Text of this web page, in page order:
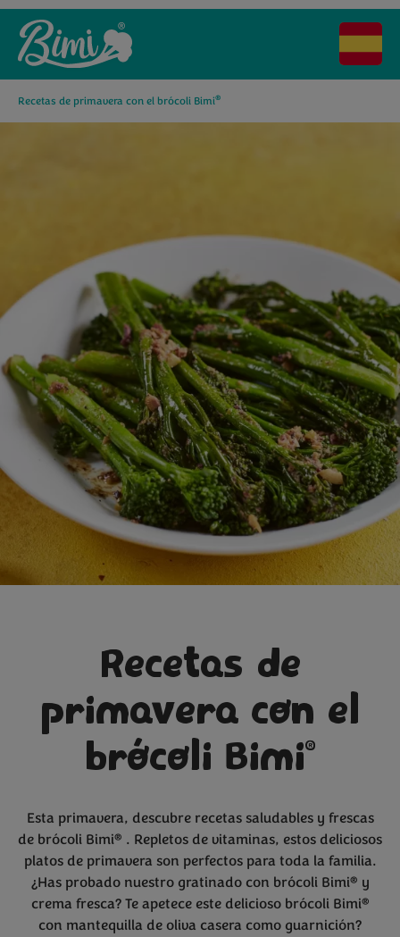
Recetas de primavera con el brócoli Bimi®
Recetas de
primavera con el
brócoli Bimi®
Esta primavera, descubre recetas saludables y frescas
de brócoli Bimi® . Repletos de vitaminas, estos deliciosos
platos de primavera son perfectos para toda la familia.
¿Has probado nuestro gratinado con brócoli Bimi® y
crema fresca? Te apetece este delicioso brócoli Bimi®
con mantequilla de oliva casera como guarnición?